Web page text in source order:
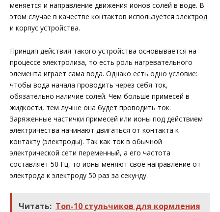
меняется и направление движения ионов солей в воде. В
этом случае в качестве контактов используется электрод
и корпус устройства.
Принцип действия такого устройства основывается на
процессе электролиза, то есть роль нагревательного
элемента играет сама вода. Однако есть одно условие:
чтобы вода начала проводить через себя ток,
обязательно наличие солей. Чем больше примесей в
жидкости, тем лучше она будет проводить ток.
Заряженные частички примесей или ионы под действием
электричества начинают двигаться от контакта к
контакту (электроды). Так как ток в обычной
электрической сети переменный, а его частота
составляет 50 Гц, то ионы меняют свое направление от
электрода к электроду 50 раз за секунду.
Читать: Топ-10 стульчиков для кормления